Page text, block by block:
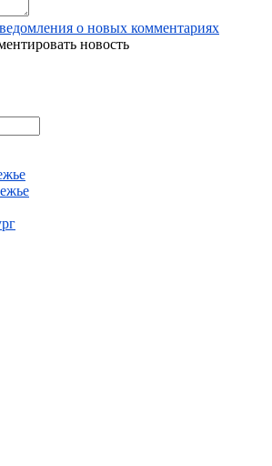
о новых комментариях
новость